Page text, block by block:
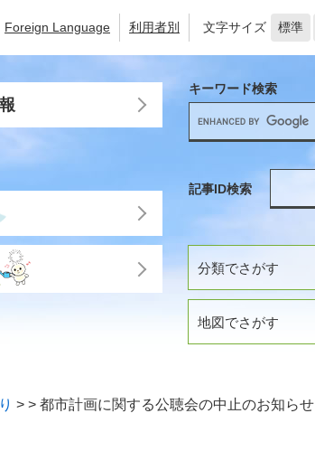
Foreign Language 利用者別 文字サイズ 標準
分類でさがす
地図でさがす
キーワード検索
記事ID検索
> > 都市計画に関する公聴会の中止のお知らせ